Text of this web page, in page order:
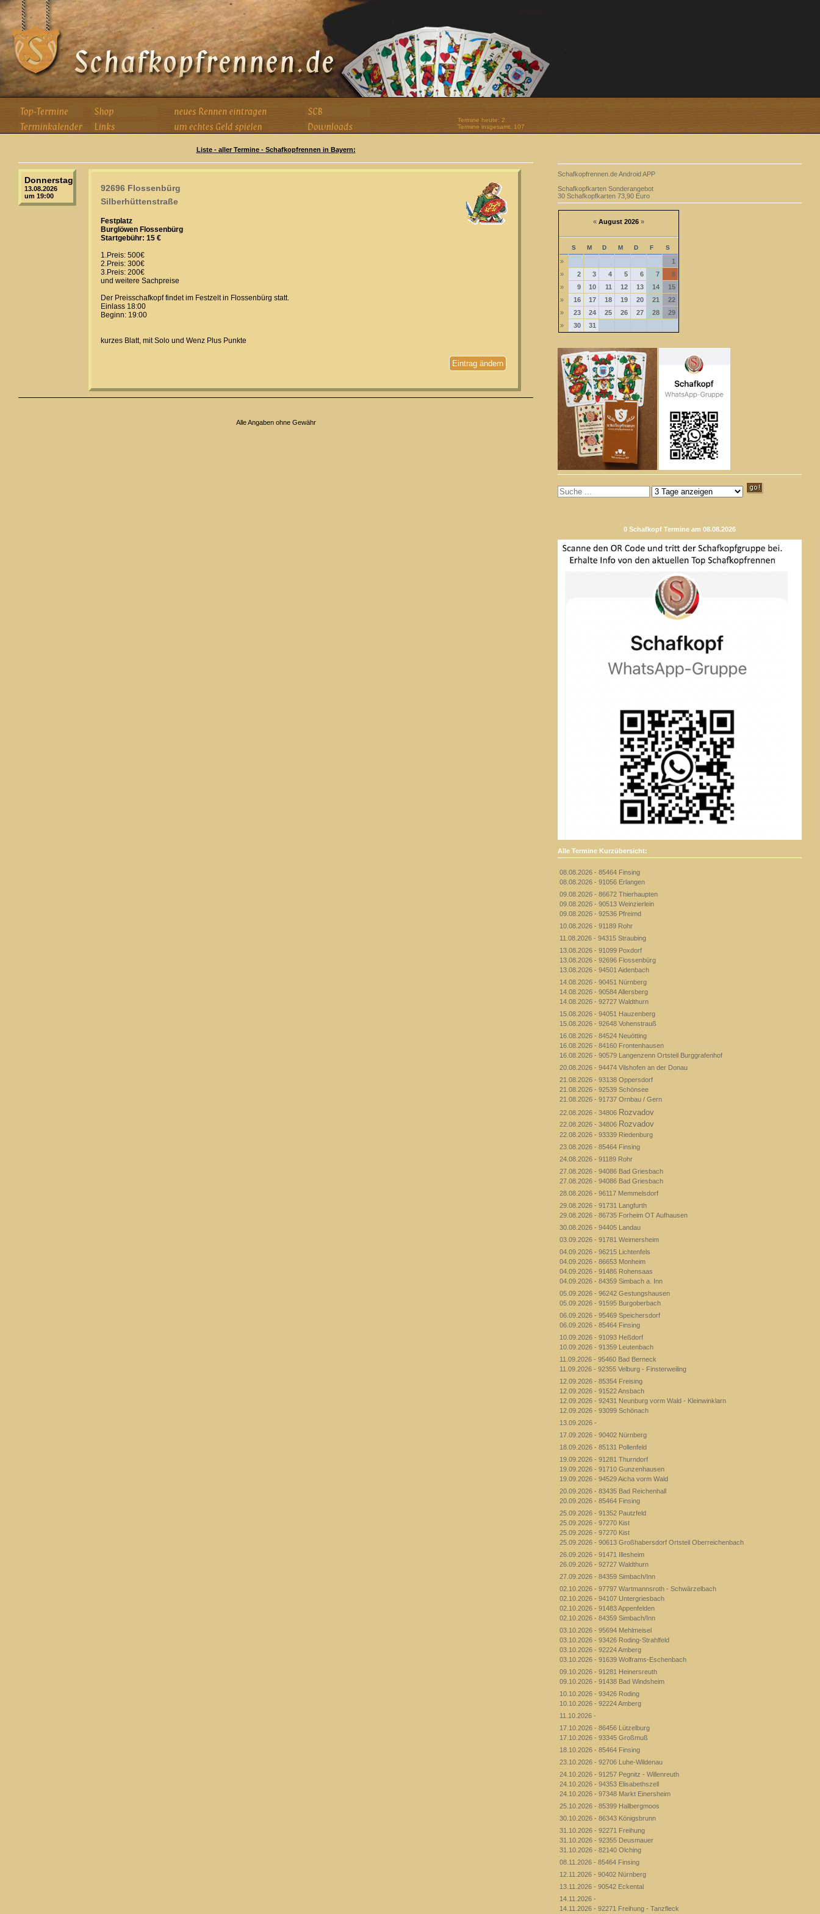
Termine heute: 2
Termine insgesamt: 107
Liste - aller Termine - Schafkopfrennen in Bayern:
Donnerstag
13.08.2026
um 19:00
92696 Flossenbürg
Silberhüttenstraße
Festplatz
Burglöwen Flossenbürg
Startgebühr: 15 €
1.Preis: 500€
2.Preis: 300€
3.Preis: 200€
und weitere Sachpreise
Der Preisschafkopf findet im Festzelt in Flossenbürg statt.
Einlass 18:00
Beginn: 19:00
kurzes Blatt, mit Solo und Wenz Plus Punkte
Eintrag ändern
Alle Angaben ohne Gewähr
Schafkopfrennen.de Android APP
Schafkopfkarten Sonderangebot
30 Schafkopfkarten 73,90 Euro
« August 2026 »
S M D M D F S
»
1
»
2 3 4 5 6 7
8
»
9 10 11 12 13 14
15
»
16 17 18 19 20 21
22
»
23 24 25 26 27 28
29
»
30 31
0 Schafkopf Termine am 08.08.2026
Alle Termine Kurzübersicht:
08.08.2026 - 85464 Finsing
08.08.2026 - 91056 Erlangen
09.08.2026 - 86672 Thierhaupten
09.08.2026 - 90513 Weinzierlein
09.08.2026 - 92536 Pfreimd
10.08.2026 - 91189 Rohr
11.08.2026 - 94315 Straubing
13.08.2026 - 91099 Poxdorf
13.08.2026 - 92696 Flossenbürg
13.08.2026 - 94501 Aidenbach
14.08.2026 - 90451 Nürnberg
14.08.2026 - 90584 Allersberg
14.08.2026 - 92727 Waldthurn
15.08.2026 - 94051 Hauzenberg
15.08.2026 - 92648 Vohenstrauß
16.08.2026 - 84524 Neuötting
16.08.2026 - 84160 Frontenhausen
16.08.2026 - 90579 Langenzenn Ortsteil Burggrafenhof
20.08.2026 - 94474 Vilshofen an der Donau
21.08.2026 - 93138 Oppersdorf
21.08.2026 - 92539 Schönsee
21.08.2026 - 91737 Ornbau / Gern
22.08.2026 - 34806 Rozvadov
22.08.2026 - 34806 Rozvadov
22.08.2026 - 93339 Riedenburg
23.08.2026 - 85464 Finsing
24.08.2026 - 91189 Rohr
27.08.2026 - 94086 Bad Griesbach
27.08.2026 - 94086 Bad Griesbach
28.08.2026 - 96117 Memmelsdorf
29.08.2026 - 91731 Langfurth
29.08.2026 - 86735 Forheim OT Aufhausen
30.08.2026 - 94405 Landau
03.09.2026 - 91781 Weimersheim
04.09.2026 - 96215 Lichtenfels
04.09.2026 - 86653 Monheim
04.09.2026 - 91486 Rohensaas
04.09.2026 - 84359 Simbach a. Inn
05.09.2026 - 96242 Gestungshausen
05.09.2026 - 91595 Burgoberbach
06.09.2026 - 95469 Speichersdorf
06.09.2026 - 85464 Finsing
10.09.2026 - 91093 Heßdorf
10.09.2026 - 91359 Leutenbach
11.09.2026 - 95460 Bad Berneck
11.09.2026 - 92355 Velburg - Finsterweiling
12.09.2026 - 85354 Freising
12.09.2026 - 91522 Ansbach
12.09.2026 - 92431 Neunburg vorm Wald - Kleinwinklarn
12.09.2026 - 93099 Schönach
13.09.2026 -
17.09.2026 - 90402 Nürnberg
18.09.2026 - 85131 Pollenfeld
19.09.2026 - 91281 Thurndorf
19.09.2026 - 91710 Gunzenhausen
19.09.2026 - 94529 Aicha vorm Wald
20.09.2026 - 83435 Bad Reichenhall
20.09.2026 - 85464 Finsing
25.09.2026 - 91352 Pautzfeld
25.09.2026 - 97270 Kist
25.09.2026 - 97270 Kist
25.09.2026 - 90613 Großhabersdorf Ortsteil Oberreichenbach
26.09.2026 - 91471 Illesheim
26.09.2026 - 92727 Waldthurn
27.09.2026 - 84359 Simbach/Inn
02.10.2026 - 97797 Wartmannsroth - Schwärzelbach
02.10.2026 - 94107 Untergriesbach
02.10.2026 - 91483 Appenfelden
02.10.2026 - 84359 Simbach/Inn
03.10.2026 - 95694 Mehlmeisel
03.10.2026 - 93426 Roding-Strahlfeld
03.10.2026 - 92224 Amberg
03.10.2026 - 91639 Wolframs-Eschenbach
09.10.2026 - 91281 Heinersreuth
09.10.2026 - 91438 Bad Windsheim
10.10.2026 - 93426 Roding
10.10.2026 - 92224 Amberg
11.10.2026 -
17.10.2026 - 86456 Lützelburg
17.10.2026 - 93345 Großmuß
18.10.2026 - 85464 Finsing
23.10.2026 - 92706 Luhe-Wildenau
24.10.2026 - 91257 Pegnitz - Willenreuth
24.10.2026 - 94353 Elisabethszell
24.10.2026 - 97348 Markt Einersheim
25.10.2026 - 85399 Hallbergmoos
30.10.2026 - 86343 Königsbrunn
31.10.2026 - 92271 Freihung
31.10.2026 - 92355 Deusmauer
31.10.2026 - 82140 Olching
08.11.2026 - 85464 Finsing
12.11.2026 - 90402 Nürnberg
13.11.2026 - 90542 Eckental
14.11.2026 -
14.11.2026 - 92271 Freihung - Tanzfleck